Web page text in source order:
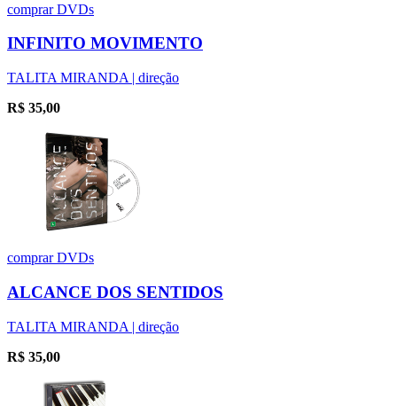
comprarDVDs
INFINITO MOVIMENTO
TALITA MIRANDA | direção
R$ 35,00
comprarDVDs
ALCANCE DOS SENTIDOS
TALITA MIRANDA | direção
R$ 35,00